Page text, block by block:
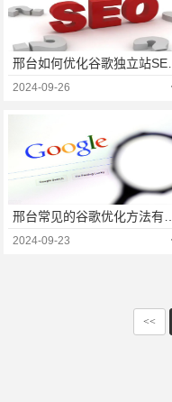
邢台如何优化谷歌独立站SEO
的技巧‌
2024-09-26
邢台常见的谷歌优化方法有哪
些？（一）
2024-09-23
<<